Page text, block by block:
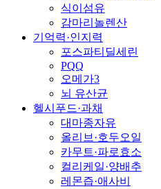
식이섬유
감마리놀렌산
기억력·인지력
포스파티딜세린
PQQ
오메가3
뇌 유산균
헬시푸드·과채
대마종자유
올리브·호두오일
카무트·파로효소
컬리케일·양배추
레몬즙·애사비